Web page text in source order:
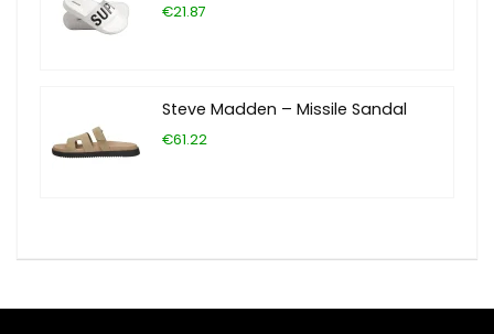
€21.87
Steve Madden – Missile Sandal
€61.22